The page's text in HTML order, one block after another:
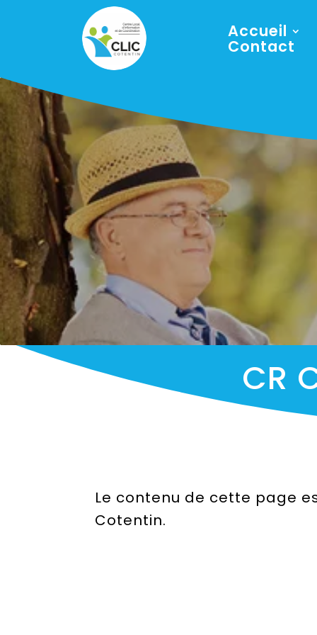
Accueil
Contact
CR
Le contenu de cette page
Cotentin.